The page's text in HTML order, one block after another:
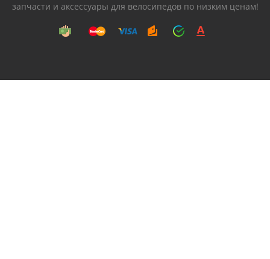
запчасти и аксессуары для велосипедов по низким ценам!